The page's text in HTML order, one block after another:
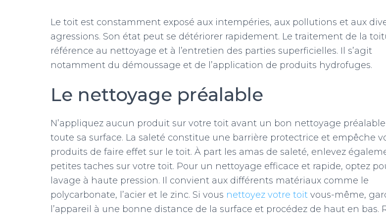
Le toit est constamment exposé aux intempéries, aux pollutions et aux
agressions. Son état peut se détériorer rapidement. Le traitement de la
référence au nettoyage et à l’entretien des parties superficielles. Il s’agit
notamment du démoussage et de l’application de produits hydrofuges.
Le nettoyage préalable
N’appliquez aucun produit sur votre toit avant un bon nettoyage
toute sa surface. La saleté constitue une barrière protectrice et empêche
produits de faire effet sur le toit. À part les amas de saleté, enlevez
petites taches sur votre toit. Pour un nettoyage efficace et rapide, optez
lavage à haute pression. Il convient aux différents matériaux comme le
polycarbonate, l’acier et le zinc. Si vous nettoyez votre toit vous-même,
l’appareil à une bonne distance de la surface et procédez de haut en bas.